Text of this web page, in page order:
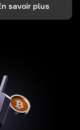
savoir plus